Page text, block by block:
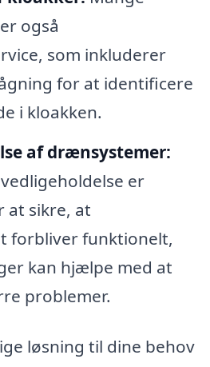
også
som inkluderer
for at identificere
i kloakken.
af drænsystemer:
er
at sikre, at
forbliver funktionelt,
kan hjælpe med at
problemer.
løsning til dine behov